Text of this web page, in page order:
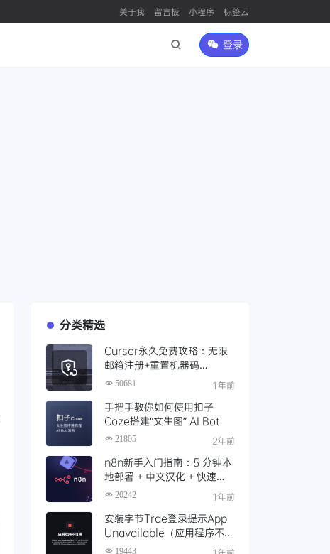
关于我 留言板 小程序 标签云
登录
分类精选
Cursor永久免费攻略：无限
邮箱注册+重置机器码
+Cursor试用期重置工具实现
50681 1年前
手把手教你如何使用扣子
Coze搭建“文生图” AI Bot
21805 2年前
n8n新手入门指南：5 分钟本
地部署 + 中文汉化 + 快速启
动，玩转工作流（Docker
20242 1年前
安装字节Trae登录提示App
Unavailable（应用程序不可
用）解决办法，这份官方指南
19443